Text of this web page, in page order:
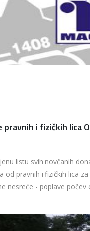
pravnih i fizičkih lica
listu svih novčanih
od pravnih i fizičkih lica za
nesreće - poplave počev